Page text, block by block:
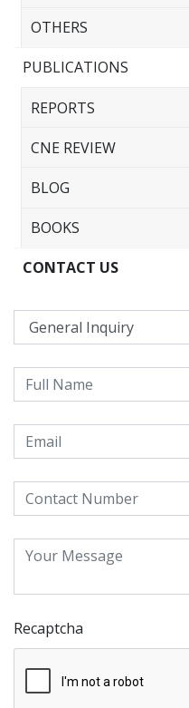
OTHERS
PUBLICATIONS
REPORTS
CNE REVIEW
BLOG
BOOKS
CONTACT US
Recaptcha